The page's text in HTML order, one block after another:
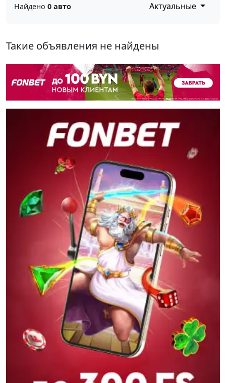
Найдено 0 авто Актуальные
Такие объявления не найдены